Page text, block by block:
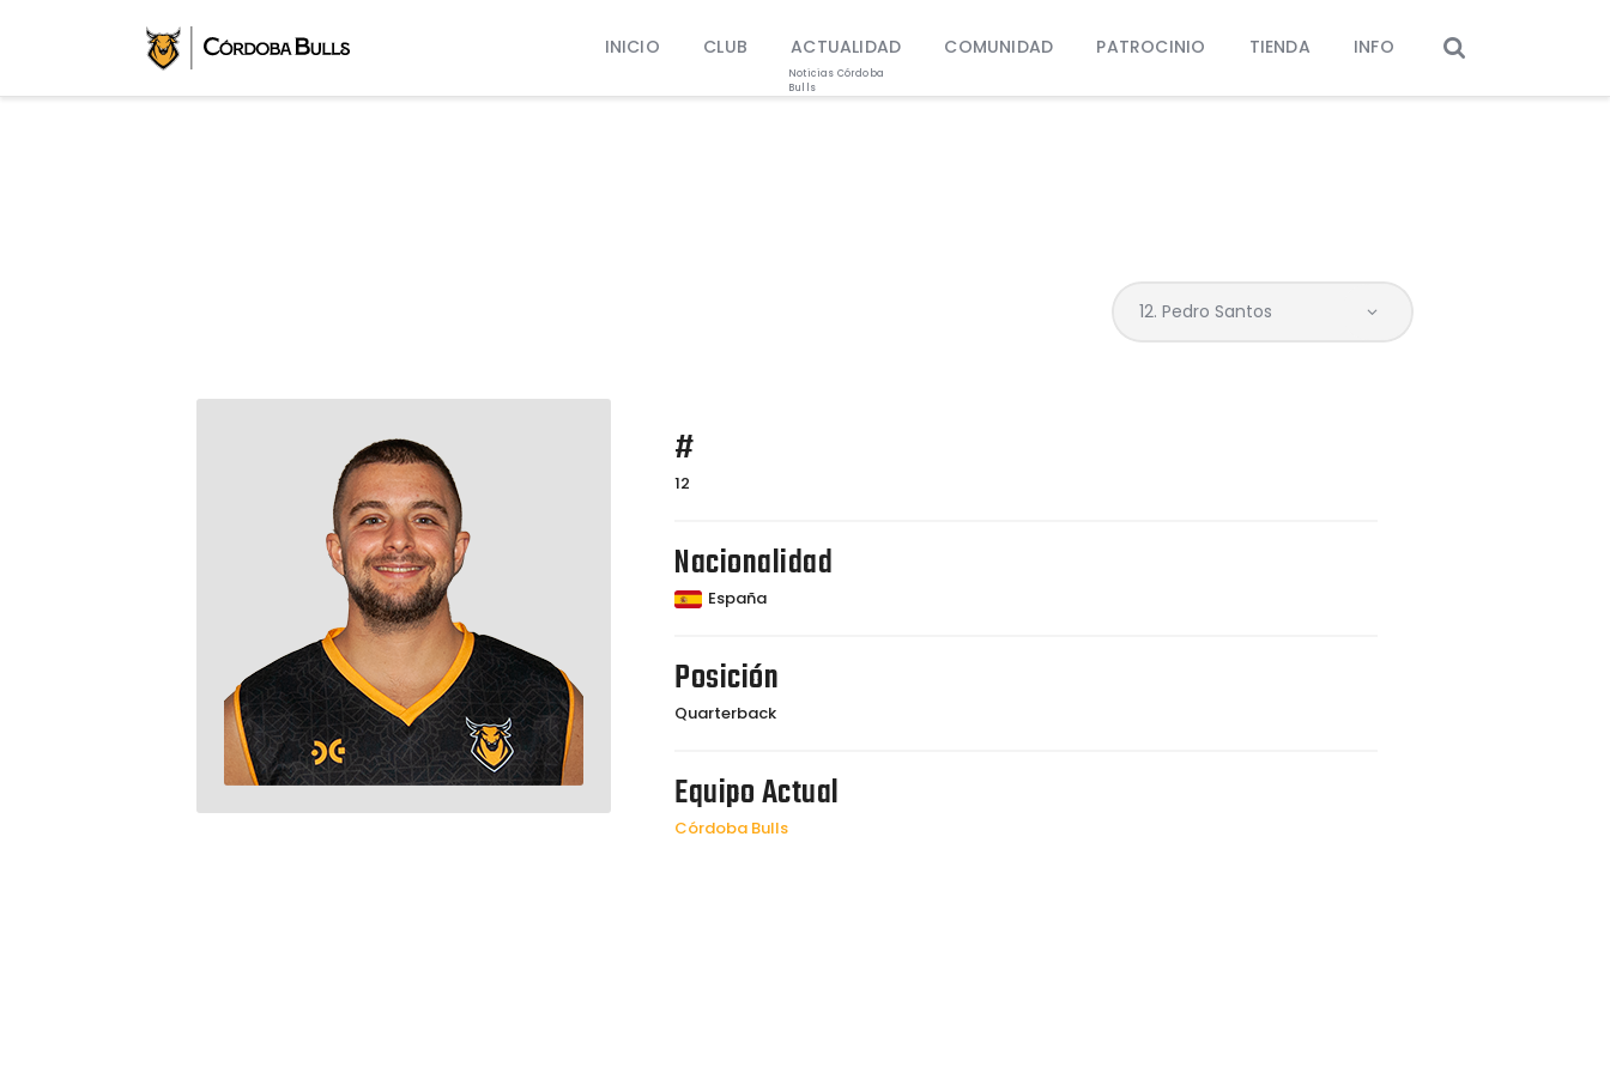
INICIO CLUB ACTUALIDAD
Noticias Córdoba
Bulls
COMUNIDAD PATROCINIO TIENDA INFO
CLUB
ACTUALIDAD
#
12
Nacionalidad
España
Posición
Quarterback
Equipo Actual
Córdoba Bulls